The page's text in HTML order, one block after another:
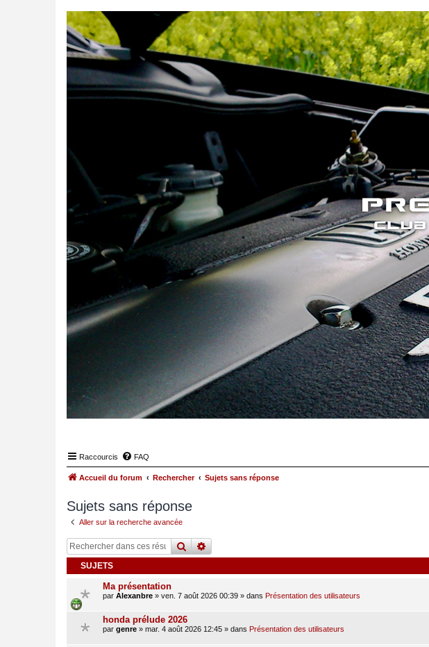
Raccourcis FAQ
Accueil du forum Rechercher Sujets sans réponse
Sujets sans réponse
Aller sur la recherche avancée
rechercher
recherche
SUJETS
Ma présentation
par Alexanbre » ven. 7 août 2026 00:39 » dans Présentation des utilisateurs
honda prélude 2026
par genre » mar. 4 août 2026 12:45 » dans Présentation des utilisateurs